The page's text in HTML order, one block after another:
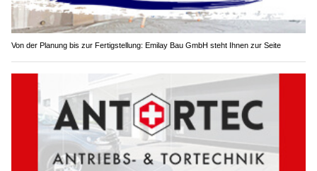
Von der Planung bis zur Fertigstellung: Emilay Bau GmbH steht Ihnen zur Seite